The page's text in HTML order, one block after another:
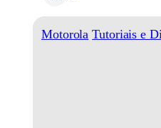
Motorola Tutoriais e